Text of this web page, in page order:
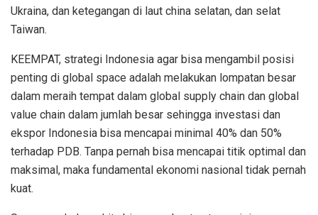
Ukraina, dan ketegangan di laut china selatan, dan selat
Taiwan.
KEEMPAT, strategi Indonesia agar bisa mengambil posisi
penting di global space adalah melakukan lompatan besar
dalam meraih tempat dalam global supply chain dan global
value chain dalam jumlah besar sehingga investasi dan
ekspor Indonesia bisa mencapai minimal 40% dan 50%
terhadap PDB. Tanpa pernah bisa mencapai titik optimal dan
maksimal, maka fundamental ekonomi nasional tidak pernah
kuat.